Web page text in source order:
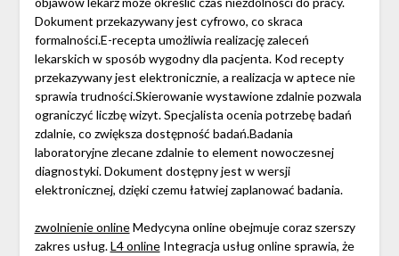
Dokument przekazywany jest cyfrowo, co skraca
formalności.E-recepta umożliwia realizację zaleceń
lekarskich w sposób wygodny dla pacjenta. Kod recepty
przekazywany jest elektronicznie, a realizacja w aptece nie
sprawia trudności.Skierowanie wystawione zdalnie pozwala
ograniczyć liczbę wizyt. Specjalista ocenia potrzebę badań
zdalnie, co zwiększa dostępność badań.Badania
laboratoryjne zlecane zdalnie to element nowoczesnej
diagnostyki. Dokument dostępny jest w wersji
elektronicznej, dzięki czemu łatwiej zaplanować badania.
zwolnienie onlineMedycyna online obejmuje coraz szerszy
zakres usług.L4 onlineIntegracja usług online sprawia, że